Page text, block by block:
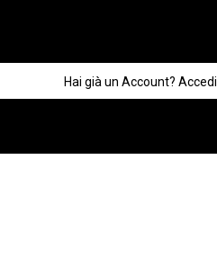
Hai già un Account? Accedi